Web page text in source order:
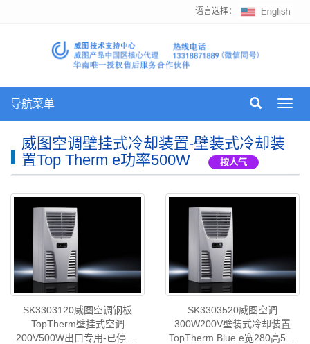
语言选择：
导航菜单
威图空调壁挂式冷却装置-壁装式冷却装
置Top Therm e功率500W
按人气
SK3303120威图空调钢板
TopTherm壁挂式空调
200V500W出口专用-已停产-
SK3303520威图空调
300W200V壁装式冷却装置
TopTherm Blue e宽280高550